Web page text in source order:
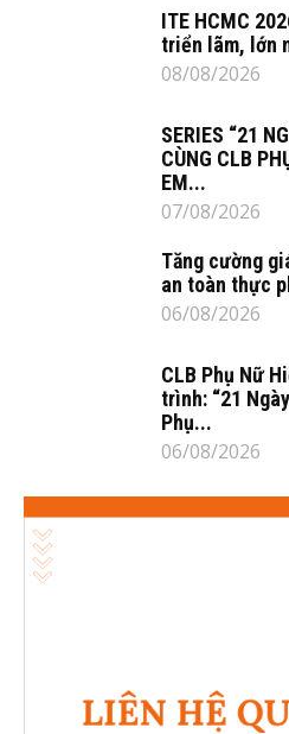
ITE HCMC
triển lãm, lớn
08/08/2026
SERIES “21
CÙNG CLB
EM...
07/08/2026
Tăng cường
an toàn thực
06/08/2026
CLB Phụ Nữ
trình: “21
Phụ...
06/08/2026